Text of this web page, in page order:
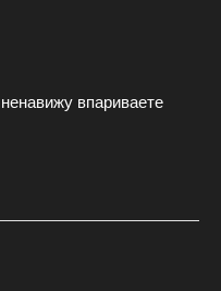
впариваете